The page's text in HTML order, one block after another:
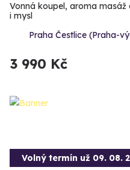
Vonná koupel, aroma masáž
i mysl
Praha Čestlice (Praha-
3 990 Kč
Volný termín už 09. 08.